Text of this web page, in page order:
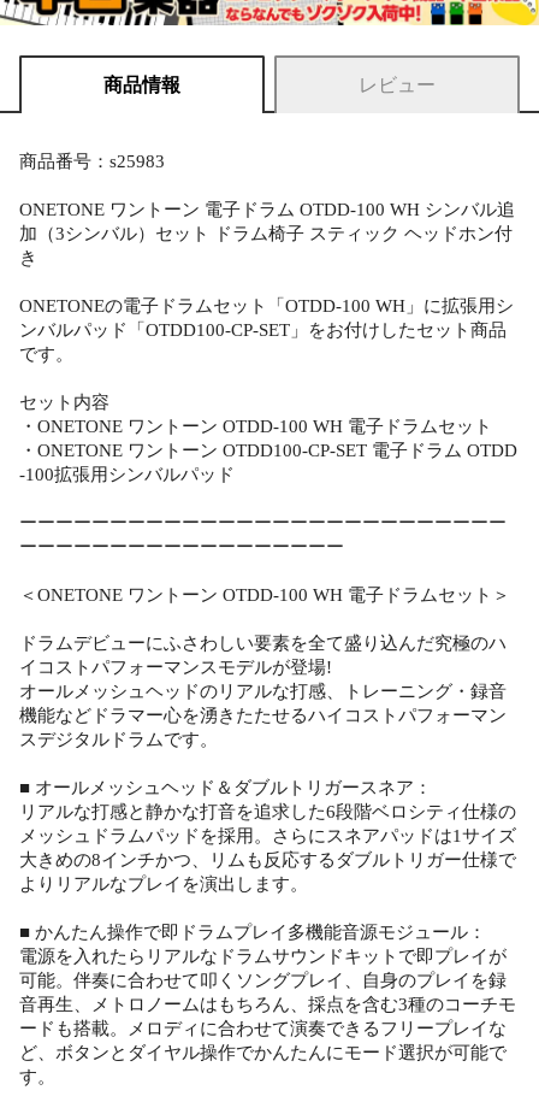
商品情報 レビュー
商品番号：s25983
ONETONE ワントーン 電子ドラム OTDD-100 WH シンバル追
加（3シンバル）セット ドラム椅子 スティック ヘッドホン付
き
ONETONEの電子ドラムセット「OTDD-100 WH」に拡張用シ
ンバルパッド「OTDD100-CP-SET」をお付けしたセット商品
です。
セット内容
・ONETONE ワントーン OTDD-100 WH 電子ドラムセット
・ONETONE ワントーン OTDD100-CP-SET 電子ドラム OTDD
-100拡張用シンバルパッド
ーーーーーーーーーーーーーーーーーーーーーーーーーーー
ーーーーーーーーーーーーーーーーーー
＜ONETONE ワントーン OTDD-100 WH 電子ドラムセット＞
ドラムデビューにふさわしい要素を全て盛り込んだ究極のハ
イコストパフォーマンスモデルが登場!
オールメッシュヘッドのリアルな打感、トレーニング・録音
機能などドラマー心を湧きたたせるハイコストパフォーマン
スデジタルドラムです。
■ オールメッシュヘッド＆ダブルトリガースネア：
リアルな打感と静かな打音を追求した6段階ベロシティ仕様の
メッシュドラムパッドを採用。さらにスネアパッドは1サイズ
大きめの8インチかつ、リムも反応するダブルトリガー仕様で
よりリアルなプレイを演出します。
■ かんたん操作で即ドラムプレイ多機能音源モジュール：
電源を入れたらリアルなドラムサウンドキットで即プレイが
可能。伴奏に合わせて叩くソングプレイ、自身のプレイを録
音再生、メトロノームはもちろん、採点を含む3種のコーチモ
ードも搭載。メロディに合わせて演奏できるフリープレイな
ど、ボタンとダイヤル操作でかんたんにモード選択が可能で
す。